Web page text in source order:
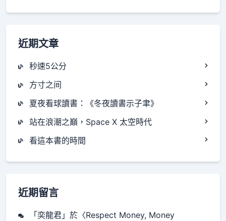
近期文章
秒速5公分
方寸之间
夏夜看球讀書：《冬夜讀書示子聿》
站在浪潮之巔，Space X 太空時代
看這本書的時間
近期留言
「奕龍君 」於〈Respect Money, Money